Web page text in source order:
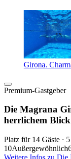
Girona.
Premium-Gastgeber
Die Magrana
herrlichem Blick
Platz für 14 Gäste ·
10Außergewöhnlich
Weitere Infos zu Die